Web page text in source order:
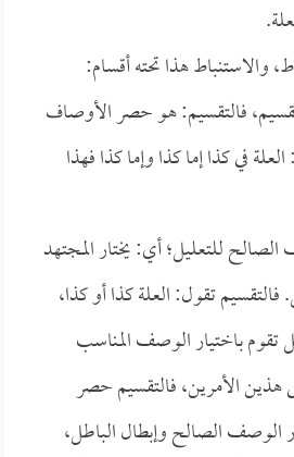
والاستنباط هذا تحته أقسام:
فالتقسيم: هو حصر الأوصاف
في كذا إما كذا وإما كذا فهذا
للتعليل؛ أي: يختار المجتهد
تقول: العلة كذا أو كذا،
تقوم باختيار الوصف المناسب
هذين الأمرين، فالتقسيم حصر
الوصف الصالح وإبطال الباطل،